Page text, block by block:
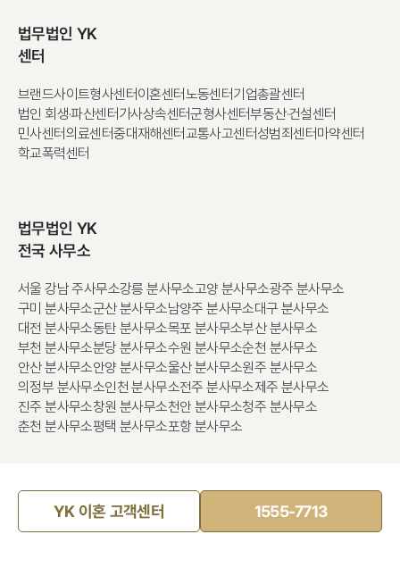
법무법인 YK
센터
브랜드사이트형사센터이혼센터노동센터기업총괄센터
법인 회생·파산센터가사상속센터군형사센터부동산·건설센터
민사센터의료센터중대재해센터교통사고센터성범죄센터마약센터
학교폭력센터
법무법인 YK
전국 사무소
서울 강남 주사무소강릉 분사무소고양 분사무소광주 분사무소
구미 분사무소군산 분사무소남양주 분사무소대구 분사무소
대전 분사무소동탄 분사무소목포 분사무소부산 분사무소
부천 분사무소분당 분사무소수원 분사무소순천 분사무소
안산 분사무소안양 분사무소울산 분사무소원주 분사무소
의정부 분사무소인천 분사무소전주 분사무소제주 분사무소
진주 분사무소창원 분사무소천안 분사무소청주 분사무소
춘천 분사무소평택 분사무소포항 분사무소
YK 이혼 고객센터 1555-7713